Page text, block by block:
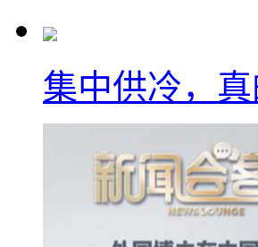
集中供冷，真